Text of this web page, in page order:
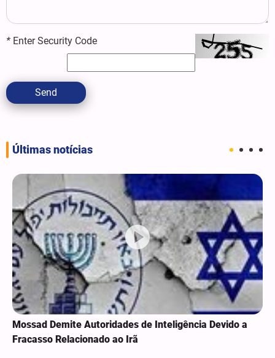
* Enter Security Code
Send
Últimas notícias
Mossad Demite Autoridades de Inteligência Devido a
Fracasso Relacionado ao Irã